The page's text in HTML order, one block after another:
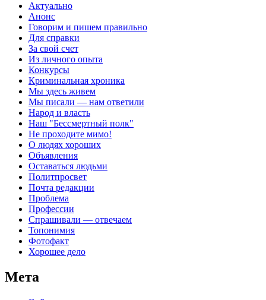
Актуально
Анонс
Говорим и пишем правильно
Для справки
За свой счет
Из личного опыта
Конкурсы
Криминальная хроника
Мы здесь живем
Мы писали — нам ответили
Народ и власть
Наш "Бессмертный полк"
Не проходите мимо!
О людях хороших
Объявления
Оставаться людьми
Политпросвет
Почта редакции
Проблема
Профессии
Спрашивали — отвечаем
Топонимия
Фотофакт
Хорошее дело
Мета